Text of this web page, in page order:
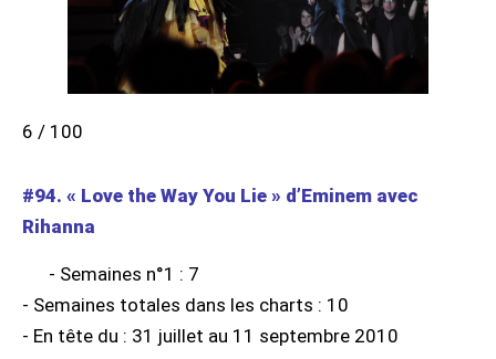
6 / 100
#94. « Love the Way You Lie » d’Eminem avec
Rihanna
- Semaines n°1 : 7
- Semaines totales dans les charts : 10
- En tête du : 31 juillet au 11 septembre 2010